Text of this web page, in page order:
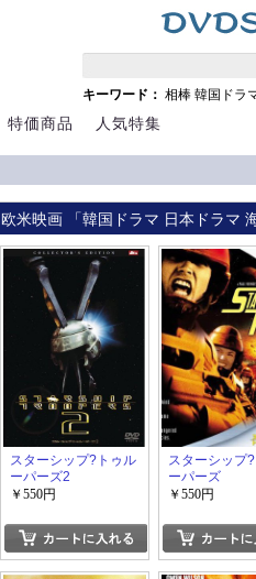
キーワード： 相棒 韓国ドラ
特価商品 人気特集
欧米映画 「韓国ドラマ 日本ドラマ
スターシップ?トゥル
ーパーズ2
￥550円
スターシップ
ーパーズ
￥550円